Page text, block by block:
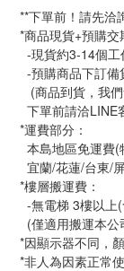
**下單前！請先洽
*商品現貨+預購交
-現貨約3-14個
-預購商品下訂
(商品到貨，
下單前請洽
*運費部分：
本島地區免運
宜蘭/花蓮/台東
*樓層搬運費：
-無電梯 3樓以
(僅適用搬運本
*因顯示器不同，
*非人為因素正常